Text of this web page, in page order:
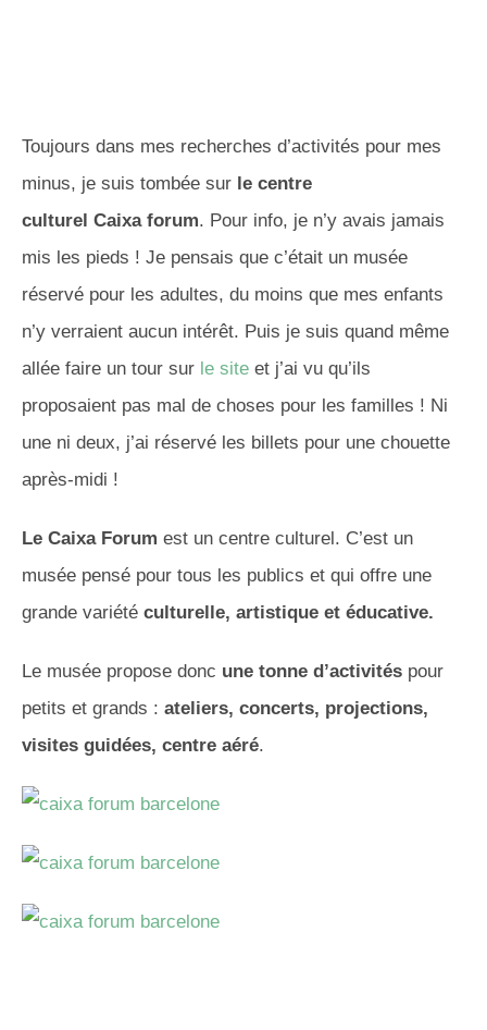
Toujours dans mes recherches d’activités pour mes
minus, je suis tombée sur le centre
culturel Caixaforum. Pour info, je n’y avais jamais
mis les pieds ! Je pensais que c’était un musée
réservé pour les adultes, du moins que mes enfants
n’y verraient aucun intérêt. Puis je suis quand même
allée faire un tour sur le site et j’ai vu qu’ils
proposaient pas mal de choses pour les familles ! Ni
une ni deux, j’ai réservé les billets pour une chouette
après-midi !
Le CaixaForum est un centre culturel. C’est un
musée pensé pour tous les publics et qui offre une
grande variété culturelle, artistique et éducative.
Le musée propose donc une tonne d’activités pour
petits et grands : ateliers, concerts, projections,
visites guidées, centre aéré.